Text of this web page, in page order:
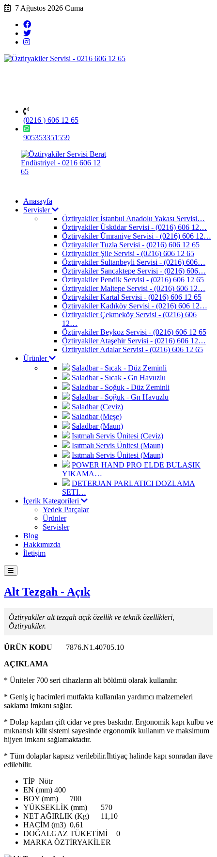
7 Ağustos 2026 Cuma
(0216 ) 606 12 65
905353351559
Anasayfa
Servisler
Öztiryakiler İstanbul Anadolu Yakası Servisi…
Öztiryakiler Üsküdar Servisi - (0216) 606 12…
Öztiryakiler Ümraniye Servisi - (0216) 606 12…
Öztiryakiler Tuzla Servisi - (0216) 606 12 65
Öztiryakiler Şile Servisi - (0216) 606 12 65
Öztiryakiler Sultanbeyli Servisi - (0216) 606…
Öztiryakiler Sancaktepe Servisi - (0216) 606…
Öztiryakiler Pendik Servisi - (0216) 606 12 65
Öztiryakiler Maltepe Servisi - (0216) 606 12…
Öztiryakiler Kartal Servisi - (0216) 606 12 65
Öztiryakiler Kadıköy Servisi - (0216) 606 12…
Öztiryakiler Çekmeköy Servisi - (0216) 606
12…
Öztiryakiler Beykoz Servisi - (0216) 606 12 65
Öztiryakiler Ataşehir Servisi - (0216) 606 12…
Öztiryakiler Adalar Servisi - (0216) 606 12 65
Ürünler
Saladbar - Sıcak - Düz Zeminli
Saladbar - Sıcak - Gn Havuzlu
Saladbar - Soğuk - Düz Zeminli
Saladbar - Soğuk - Gn Havuzlu
Saladbar (Ceviz)
Saladbar (Meşe)
Saladbar (Maun)
Isıtmalı Servis Ünitesi (Ceviz)
Isıtmalı Servis Ünitesi (Maun)
Isıtmalı Servis Ünitesi (Maun)
POWER HAND PRO ELDE BULAŞIK
YIKAMA…
DETERJAN PARLATICI DOZLAMA
SETI…
İçerik Kategorileri
Yedek Parçalar
Ürünler
Servisler
Blog
Hakkımızda
İletişim
Alt Tezgah - Açık
Öztiryakiler alt tezgah açık özellik ve teknik özellikleri,
Öztiryakiler.
ÜRÜN KODU
7876.N1.40705.10
AÇIKLAMA
* Üniteler 700 seri cihazların alt bölümü olarak kullanılır.
* Geniş iç hacimleri mutfakta kullanılan yardımcı malzemeleri
saklama imkanı sağlar.
* Dolap kapıları çift cidar ve pres baskıdır. Ergonomik kapı kulbu ve
mıknatıslı kilit sistemi sayesinde ergonomik kullanım ve maksimum
hijyen imkanı sağlamaktadır.
* Tüm dolaplar kapısız verilebilir.İhtiyaç halinde kapı sonradan ilave
edilebilir.
TİP Nötr
EN (mm) 400
BOY (mm)
700
YÜKSEKLİK (mm)
570
NET AĞIRLIK (Kg)
11,10
HACİM (m3) 0,61
DOĞALGAZ TÜKETİMİ
0
MARKA ÖZTİRYAKİLER